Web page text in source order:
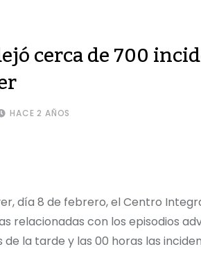
cerca de 700
HACE 2 AÑOS
día 8 de febrero, el Centro
relacionadas con los episodios
de la tarde y las 00 horas las